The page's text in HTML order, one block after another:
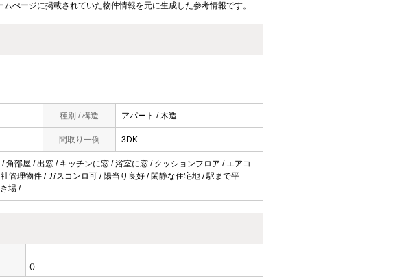
ぺージに掲載されていた物件情報を元に生成した参考情報です。
種別 / 構造 アパート / 木造
間取り一例 3DK
部屋 / 出窓 / キッチンに窓 / 浴室に窓 / クッションフロア / エアコ
管理物件 / ガスコンロ可 / 陽当り良好 / 閑静な住宅地 / 駅まで平
場 /
()